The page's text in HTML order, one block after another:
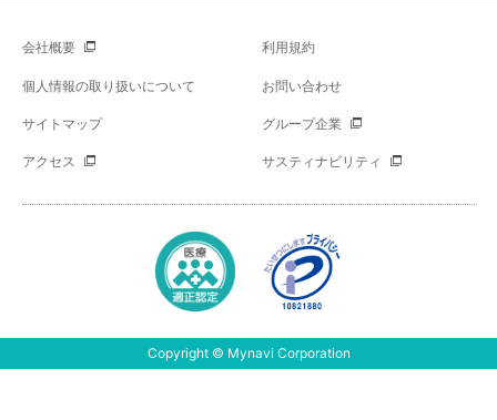
会社概要 利用規約
個人情報の取り扱いについて お問い合わせ
サイトマップ グループ企業
アクセス サスティナビリティ
Copyright © Mynavi Corporation